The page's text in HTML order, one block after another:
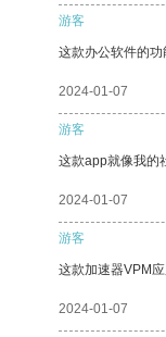
游客
这款办公软件的
2024-01-07
游客
这款app就像我的
2024-01-07
游客
这款加速器VPM
2024-01-07